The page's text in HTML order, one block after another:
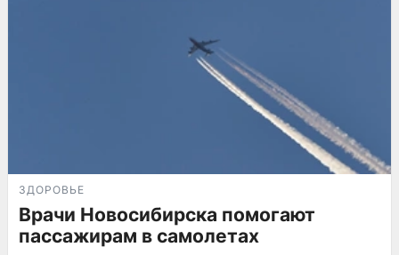
ЗДОРОВЬЕ
Врачи Новосибирска помогают
пассажирам в самолетах